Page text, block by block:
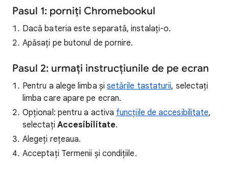
Pasul 1: porniți Chromebookul
Dacă bateria este separată, instalați-o.
Apăsați pe butonul de pornire.
Pasul 2: urmați instrucțiunile de pe ecran
Pentru a alege limba și setările tastaturii, selectați
limba care apare pe ecran.
Opțional: pentru a activa funcțiile de accesibilitate,
selectați Accesibilitate.
Alegeți rețeaua.
Acceptați Termenii și condițiile.